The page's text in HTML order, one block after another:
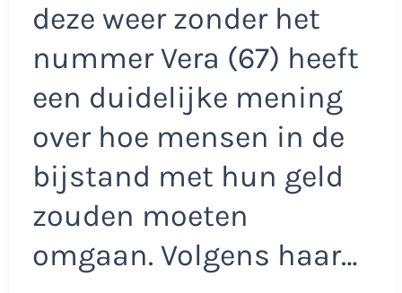
deze weer zonder het
nummer Vera (67) heeft
een duidelijke mening
over hoe mensen in de
bijstand met hun geld
zouden moeten
omgaan. Volgens haar…